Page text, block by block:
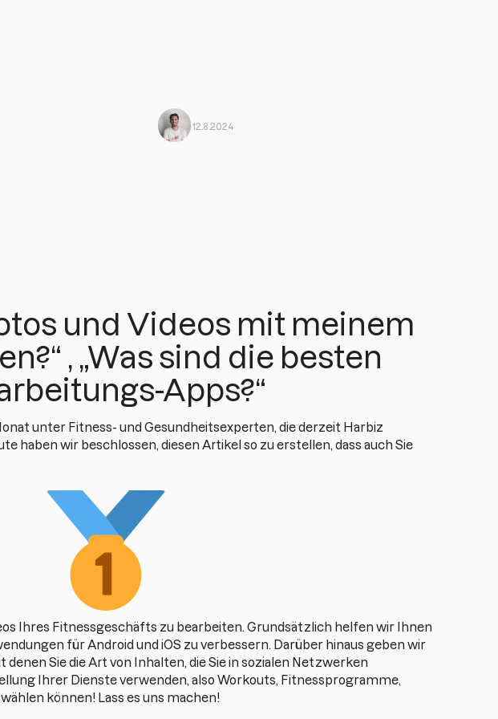
12.8.2024
und Videos mit meinem
, „Was sind die besten
Apps?“
unter Fitness- und Gesundheitsexperten, die derzeit Harbiz
haben wir beschlossen, diesen Artikel so zu erstellen, dass auch Sie
Ihres Fitnessgeschäfts zu bearbeiten. Grundsätzlich helfen wir Ihnen
für Android und iOS zu verbessern. Darüber hinaus geben wir
denen Sie die Art von Inhalten, die Sie in sozialen Netzwerken
Ihrer Dienste verwenden, also Workouts, Fitnessprogramme,
können! Lass es uns machen!